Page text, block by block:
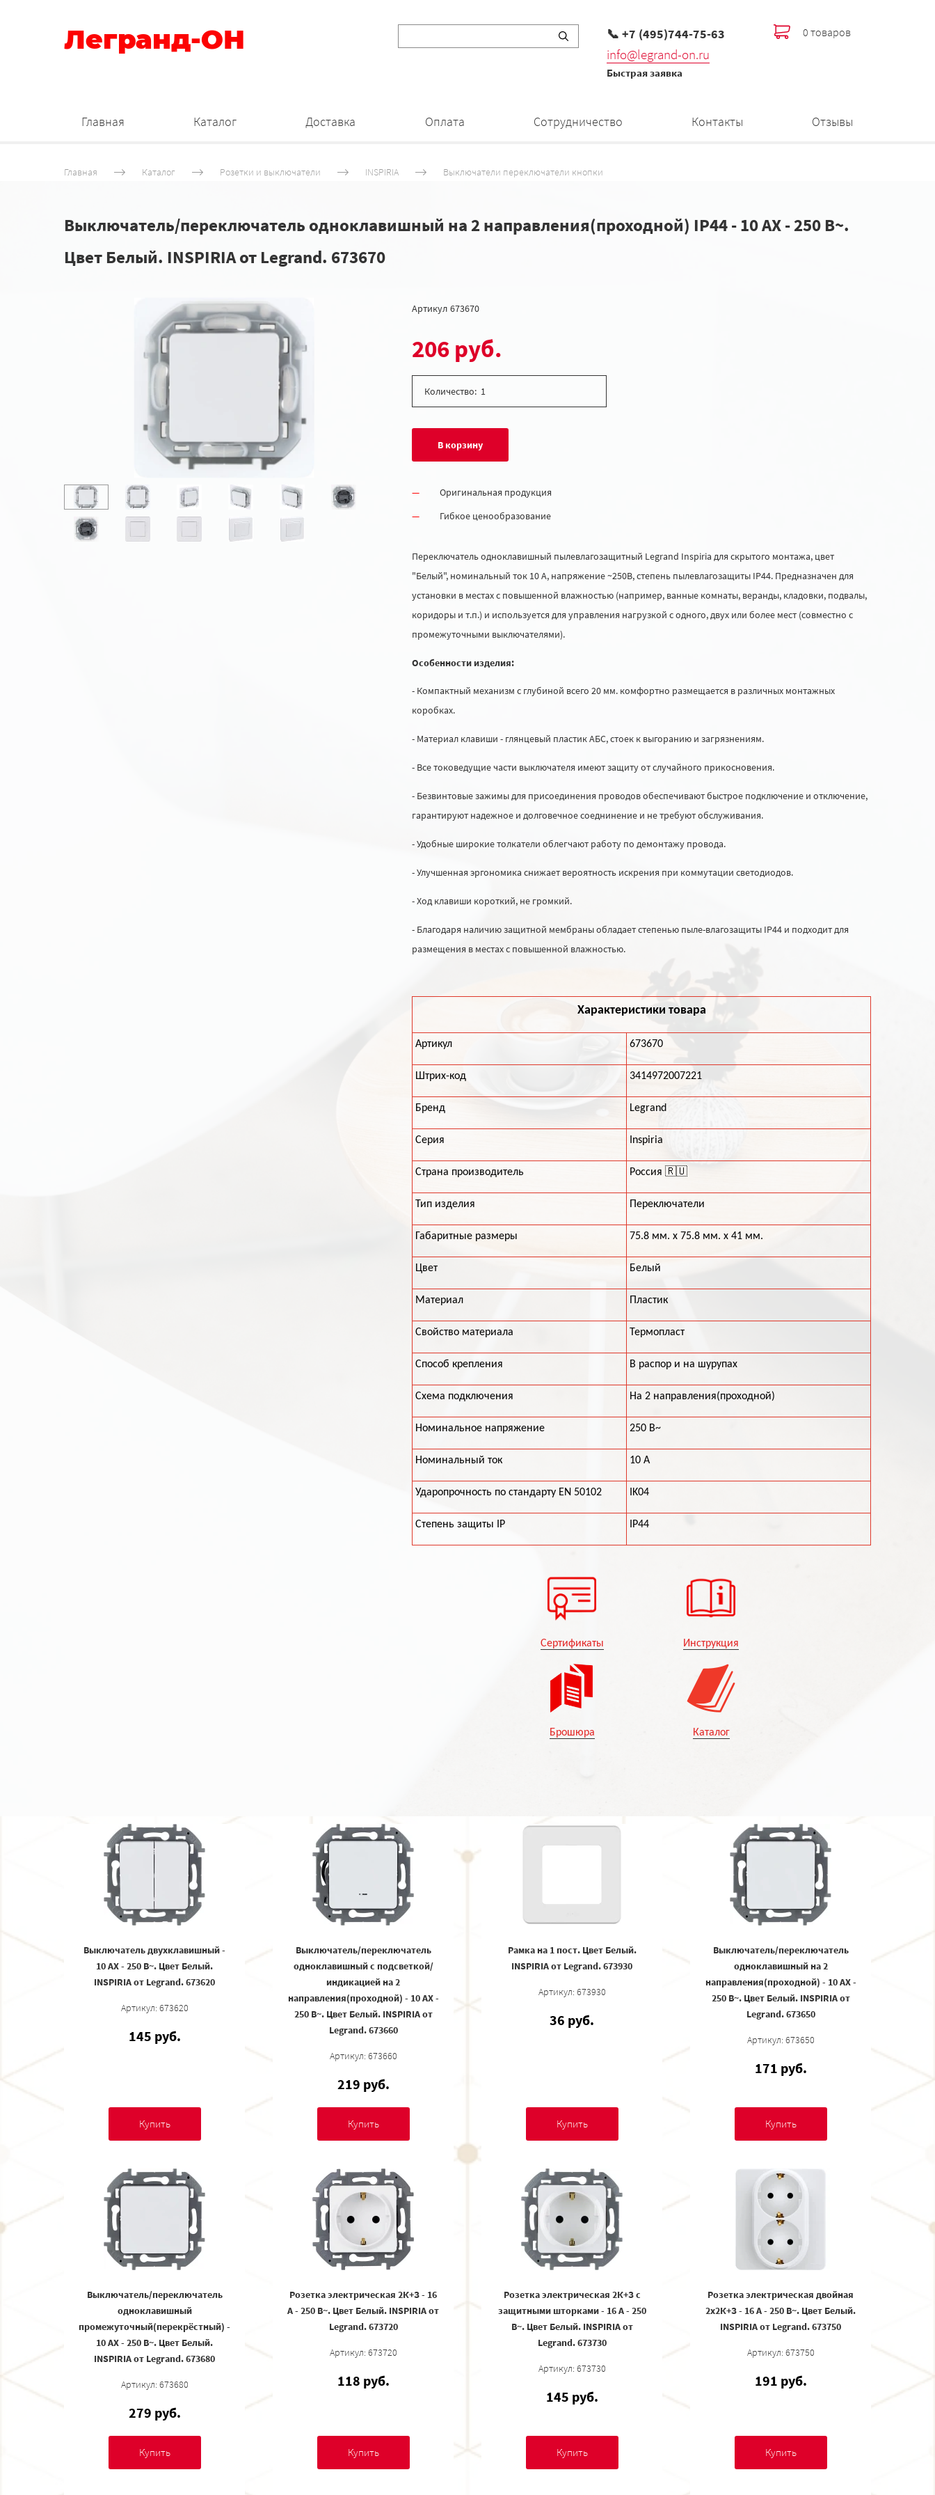
Легранд-ОН 📞 +7 (495)744-75-63
info@legrand-on.ru
Быстрая заявка
0 товаров
Главная Каталог Доставка Оплата Сотрудничество Контакты Отзывы
Главная Каталог Розетки и выключатели INSPIRIA Выключатели переключатели кнопки
Выключатель/переключатель одноклавишный на 2 направления(проходной) IP44 - 10 AX - 250 В~.
Цвет Белый. INSPIRIA от Legrand. 673670
Артикул 673670
206 руб.
Количество:
В корзину
Оригинальная продукция
Гибкое ценообразование
Переключатель одноклавишный пылевлагозащитный Legrand Inspiria для скрытого монтажа, цвет
"Белый", номинальный ток 10 А, напряжение ~250В, степень пылевлагозащиты IP44. Предназначен для
установки в местах с повышенной влажностью (например, ванные комнаты, веранды, кладовки, подвалы,
коридоры и т.п.) и используется для управления нагрузкой с одного, двух или более мест (совместно с
промежуточными выключателями).
Особенности изделия:
- Компактный механизм с глубиной всего 20 мм. комфортно размещается в различных монтажных
коробках.
- Материал клавиши - глянцевый пластик АБС, стоек к выгоранию и загрязнениям.
- Все токоведущие части выключателя имеют защиту от случайного прикосновения.
- Безвинтовые зажимы для присоединения проводов обеспечивают быстрое подключение и отключение,
гарантируют надежное и долговечное соеднинение и не требуют обслуживания.
- Удобные широкие толкатели облегчают работу по демонтажу провода.
- Улучшенная эргономика снижает вероятность искрения при коммутации светодиодов.
- Ход клавиши короткий, не громкий.
- Благодаря наличию защитной мембраны обладает степенью пыле-влагозащиты IP44 и подходит для
размещения в местах с повышенной влажностью.
Характеристики товара
Артикул 673670
Штрих-код 3414972007221
Бренд Legrand
Серия Inspiria
Страна производитель Россия 🇷🇺
Тип изделия Переключатели
Габаритные размеры 75.8 мм. х 75.8 мм. х 41 мм.
Цвет Белый
Материал Пластик
Свойство материала Термопласт
Способ крепления В распор и на шурупах
Схема подключения На 2 направления(проходной)
Номинальное напряжение 250 В~
Номинальный ток 10 А
Ударопрочность по стандарту EN 50102 IK04
Степень защиты IP IP44
Сертификаты Инструкция
Брошюра Каталог
Выключатель двухклавишный -
10 AX - 250 В~. Цвет Белый.
INSPIRIA от Legrand. 673620
Артикул: 673620
145 руб.
Купить
Выключатель/переключатель
одноклавишный с подсветкой/
индикацией на 2
направления(проходной) - 10 AX -
250 В~. Цвет Белый. INSPIRIA от
Legrand. 673660
Артикул: 673660
219 руб.
Купить
Рамка на 1 пост. Цвет Белый.
INSPIRIA от Legrand. 673930
Артикул: 673930
36 руб.
Купить
Выключатель/переключатель
одноклавишный на 2
направления(проходной) - 10 AX -
250 В~. Цвет Белый. INSPIRIA от
Legrand. 673650
Артикул: 673650
171 руб.
Купить
Выключатель/переключатель
одноклавишный
промежуточный(перекрёстный) -
10 AX - 250 В~. Цвет Белый.
INSPIRIA от Legrand. 673680
Артикул: 673680
279 руб.
Купить
Розетка электрическая 2К+З - 16
А - 250 В~. Цвет Белый. INSPIRIA от
Legrand. 673720
Артикул: 673720
118 руб.
Купить
Розетка электрическая 2К+З с
защитными шторками - 16 А - 250
В~. Цвет Белый. INSPIRIA от
Legrand. 673730
Артикул: 673730
145 руб.
Купить
Розетка электрическая двойная
2x2К+З - 16 А - 250 В~. Цвет Белый.
INSPIRIA от Legrand. 673750
Артикул: 673750
191 руб.
Купить